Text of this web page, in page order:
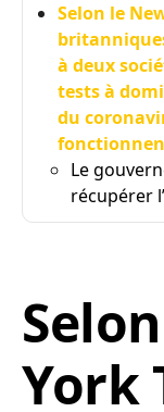
Selon le
à deux
tests à
du
Le
récupérer
York